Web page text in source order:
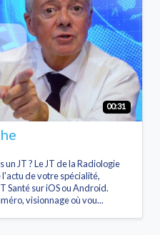
00:31
un JT ? Le JT de la Radiologie
de votre spécialité,
Santé sur iOS ou Android.
visionnage où vou...